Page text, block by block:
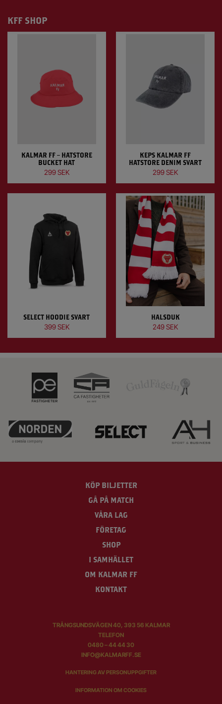
KFF SHOP
KALMAR FF – HATSTORE
BUCKET HAT
299 SEK
KEPS KALMAR FF
HATSTORE DENIM SVART
299 SEK
SELECT HOODIE SVART
399 SEK
HALSDUK
249 SEK
KÖP BILJETTER
GÅ PÅ MATCH
VÅRA LAG
FÖRETAG
SHOP
I SAMHÄLLET
OM KALMAR FF
KONTAKT
TRÅNGSUNDSVÄGEN 40, 393 56 KALMAR
TELEFON
0480 – 44 44 30
INFO@KALMARFF.SE
HANTERING AV PERSONUPPGIFTER
INFORMATION OM COOKIES